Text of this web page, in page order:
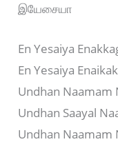
இயேசையா
En Yesaiya
En Yesaiya
Undhan Naamam
Undhan Saayal
Undhan Naamam